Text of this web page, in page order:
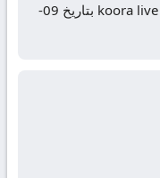
نتيجة مباراة نابولي وإمبولي كورة لايف koora live بتاريخ 09-